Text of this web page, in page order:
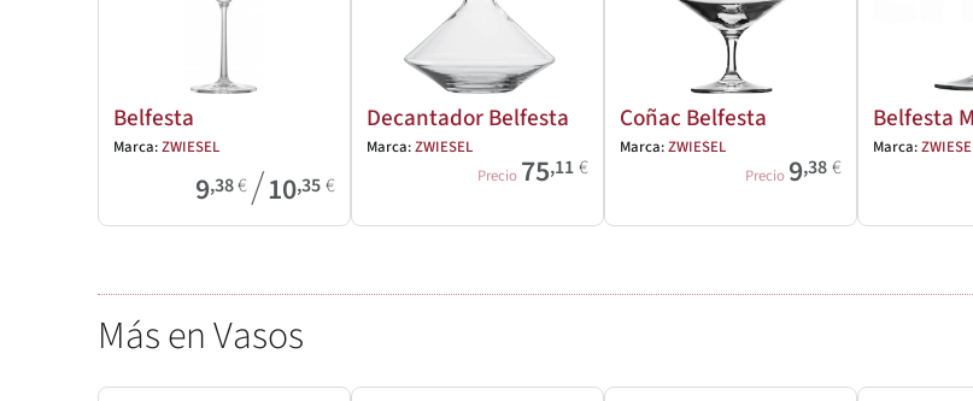
Belfesta
Marca:ZWIESEL
9,38€/10,35€
Decantador Belfesta
Marca:ZWIESEL
Precio 75,11€
Coñac Belfesta
Marca:ZWIESEL
Precio 9,38€
Belfesta
Marca:
Más en Vasos